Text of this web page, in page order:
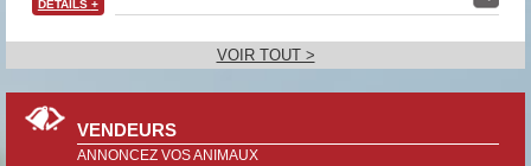
DÉTAILS +
VOIR TOUT >
VENDEURS
ANNONCEZ VOS ANIMAUX